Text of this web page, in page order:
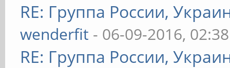
RE: Группа России,
wenderfit - 06-09-2016,
RE: Группа России,